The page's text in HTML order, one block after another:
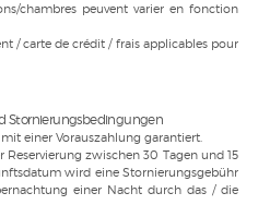
chambres peuvent varier en fonction
/ carte de crédit / frais applicables pour
Stornierungsbedingungen
einer Vorauszahlung garantiert.
Reservierung zwischen 30 Tagen und 15
wird eine Stornierungsgebühr
einer Nacht durch das / die